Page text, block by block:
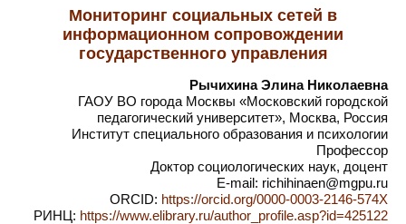
Мониторинг социальных сетей в
информационном сопровождении
государственного управления
Рычихина Элина Николаевна
ГАОУ ВО города Москвы «Московский городской
педагогический университет», Москва, Россия
Институт специального образования и психологии
Профессор
Доктор социологических наук, доцент
E-mail: richihinaen@mgpu.ru
ORCID: https://orcid.org/0000-0003-2146-574X
РИНЦ: https://www.elibrary.ru/author_profile.asp?id=425122